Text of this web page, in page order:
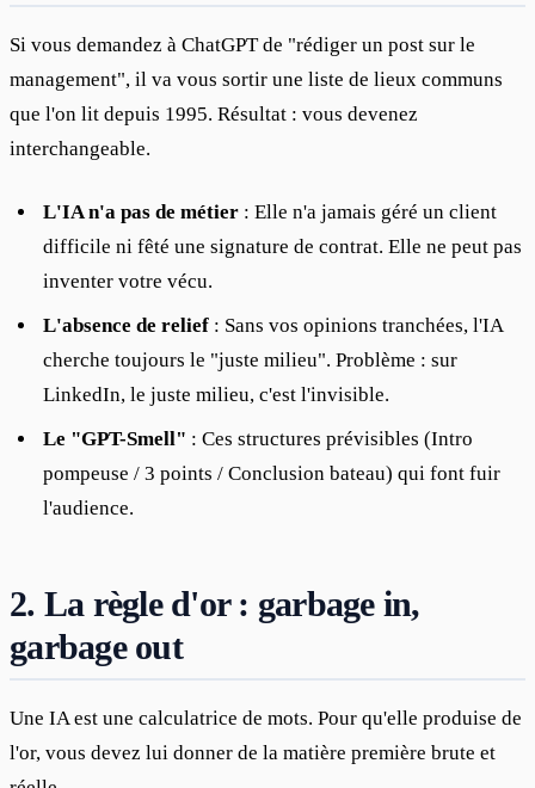
Si vous demandez à ChatGPT de "rédiger un post sur le
management", il va vous sortir une liste de lieux communs
que l'on lit depuis 1995. Résultat : vous devenez
interchangeable.
L'IA n'a pas de métier : Elle n'a jamais géré un client
difficile ni fêté une signature de contrat. Elle ne peut pas
inventer votre vécu.
L'absence de relief : Sans vos opinions tranchées, l'IA
cherche toujours le "juste milieu". Problème : sur
LinkedIn, le juste milieu, c'est l'invisible.
Le "GPT-Smell" : Ces structures prévisibles (Intro
pompeuse / 3 points / Conclusion bateau) qui font fuir
l'audience.
2. La règle d'or : garbage in,
garbage out
Une IA est une calculatrice de mots. Pour qu'elle produise de
l'or, vous devez lui donner de la matière première brute et